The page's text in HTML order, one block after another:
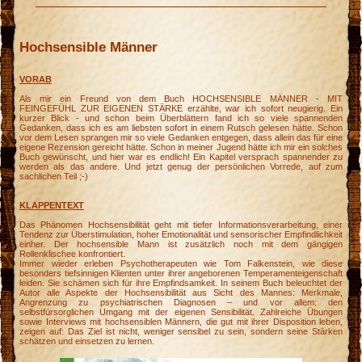
Hochsensible Männer
VORAB
Als mir ein Freund von dem Buch HOCHSENSIBLE MÄNNER - MIT
FEINGEFÜHL ZUR EIGENEN STÄRKE erzählte, war ich sofort neugierig. Ein
kurzer Blick - und schon beim Überblättern fand ich so viele spannenden
Gedanken, dass ich es am liebsten sofort in einem Rutsch gelesen hätte. Schon
vor dem Lesen sprangen mir so viele Gedanken entgegen, dass allein das für eine
eigene Rezension gereicht hätte. Schon in meiner Jugend hätte ich mir ein solches
Buch gewünscht, und hier war es endlich! Ein Kapitel versprach spannender zu
werden als das andere. Und jetzt genug der persönlichen Vorrede, auf zum
sachlichen Teil ;-)
KLAPPENTEXT
Das Phänomen Hochsensibilität geht mit tiefer Informationsverarbeitung, einer
Tendenz zur Überstimulation, hoher Emotionalität und sensorischer Empfindlichkeit
einher. Der hochsensible Mann ist zusätzlich noch mit dem gängigen
Rollenklischee konfrontiert.
Immer wieder erleben Psychotherapeuten wie Tom Falkenstein, wie diese
besonders tiefsinnigen Klienten unter ihrer angeborenen Temperamenteigenschaft
leiden. Sie schämen sich für ihre Empfindsamkeit. In seinem Buch beleuchtet der
Autor alle Aspekte der Hochsensibilität aus Sicht des Mannes: Merkmale,
Angrenzung zu psychiatrischen Diagnosen – und vor allem: den
selbstfürsorglichen Umgang mit der eigenen Sensibilität. Zahlreiche Übungen
sowie Interviews mit hochsensiblen Männern, die gut mit ihrer Disposition leben,
zeigen auf: Das Ziel ist nicht, weniger sensibel zu sein, sondern seine Stärken
schätzen und einsetzen zu lernen.